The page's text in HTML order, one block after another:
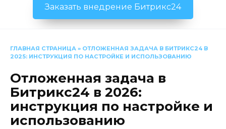
Заказать внедрение Битрикс24
ГЛАВНАЯ СТРАНИЦА » ОТЛОЖЕННАЯ ЗАДАЧА В БИТРИКС24 В
2025: ИНСТРУКЦИЯ ПО НАСТРОЙКЕ И ИСПОЛЬЗОВАНИЮ
Отложенная задача в
Битрикс24 в 2026:
инструкция по настройке и
использованию